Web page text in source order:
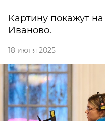
Картину покажут
Иваново.
18 июня 2025